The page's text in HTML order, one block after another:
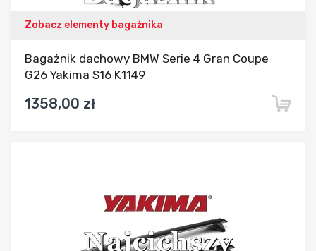
Zobacz elementy bagażnika
Bagażnik dachowy BMW Serie 4 Gran Coupe
G26 Yakima S16 K1149
1358,00 zł